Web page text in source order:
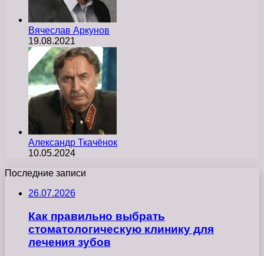
Вячеслав Аркунов
19.08.2021
Александр Ткачёнок
10.05.2024
Последние записи
26.07.2026
Как правильно выбрать
стоматологическую клинику для
лечения зубов